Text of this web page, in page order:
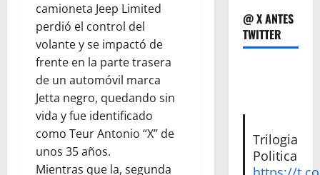
camioneta Jeep Limited
perdió el control del
volante y se impactó de
frente en la parte trasera
de un automóvil marca
Jetta negro, quedando sin
vida y fue identificado
como Teur Antonio “X” de
unos 35 años.
Mientras que la, segunda
@ X ANTES
TWITTER
Trilogia
Politica